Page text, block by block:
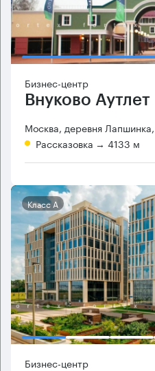
Бизнес-центр
Внуково Аутлет
Москва, деревня Лапшинка,
Рассказовка → 4133 м
Класс А
Бизнес-центр